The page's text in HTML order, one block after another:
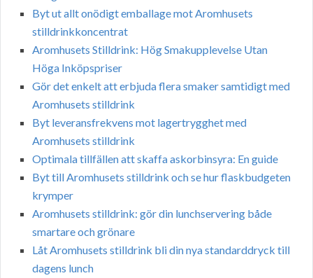
Byt ut allt onödigt emballage mot Aromhusets
stilldrinkkoncentrat
Aromhusets Stilldrink: Hög Smakupplevelse Utan
Höga Inköpspriser
Gör det enkelt att erbjuda flera smaker samtidigt med
Aromhusets stilldrink
Byt leveransfrekvens mot lagertrygghet med
Aromhusets stilldrink
Optimala tillfällen att skaffa askorbinsyra: En guide
Byt till Aromhusets stilldrink och se hur flaskbudgeten
krymper
Aromhusets stilldrink: gör din lunchservering både
smartare och grönare
Låt Aromhusets stilldrink bli din nya standarddryck till
dagens lunch